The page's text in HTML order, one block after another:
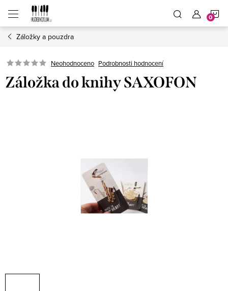
obsah
Záložky a pouzdra
Neohodnoceno Podrobnosti hodnocení
Záložka do knihy SAXOFON